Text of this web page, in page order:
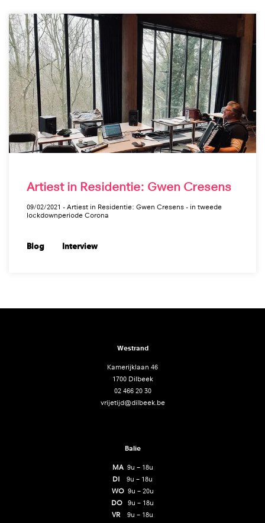
Artiest in Residentie: Gwen Cresens
09/02/2021 - Artiest in Residentie: Gwen Cresens - in tweede
lockdownperiode Corona
Blog Interview
Westrand
Kamerijklaan 46
1700 Dilbeek
02 466 20 30
vrijetijd@dilbeek.be
Balie
MA 9u – 18u
DI 9u – 18u
WO9u – 20u
DO 9u – 18u
VR 9u – 18u